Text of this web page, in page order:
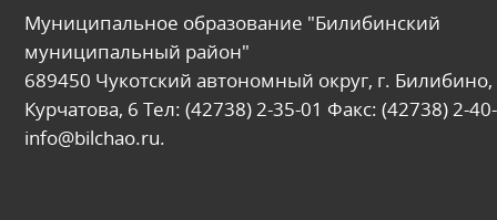
Муниципальное образование "Билибинский
муниципальный район"
689450 Чукотский автономный округ, г. Билибино,
Курчатова, 6 Тел: (42738) 2-35-01 Факс: (42738) 2-
info@bilchao.ru.